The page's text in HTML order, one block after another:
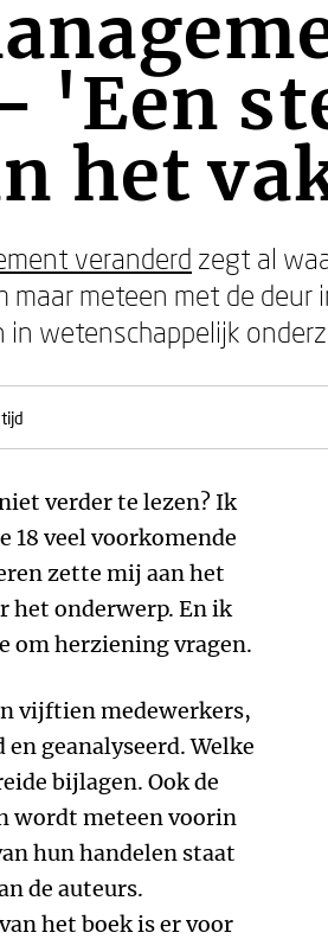
'Een
het
veranderd zegt al
maar meteen met de
wetenschappelijk
verder te lezen? Ik
18 veel voorkomende
zette mij aan het
het onderwerp. En ik
om herziening vragen.
vijftien medewerkers,
geanalyseerd. Welke
bijlagen. Ook de
wordt meteen voorin
hun handelen staat
de auteurs.
het boek is er voor